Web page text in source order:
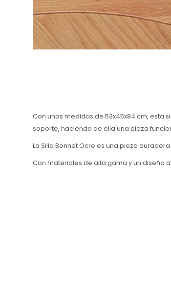
Con unas medidas de 53x45x84 cm, esta
soporte, haciendo de ella una pieza
La Silla Bonnet Ocre es una pieza
Con materiales de alta gama y un diseño